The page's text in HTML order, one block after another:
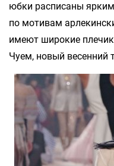
юбки расписаны
по мотивам
имеют широкие
Чуем, новый весенний